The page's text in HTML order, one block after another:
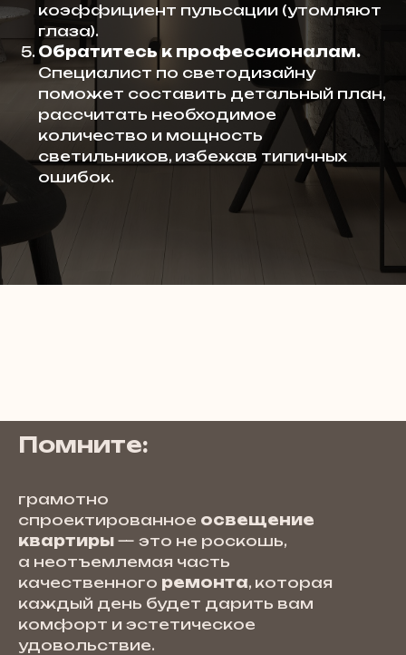
коэффициент пульсации (утомляют
глаза).
Обратитесь к профессионалам.
Специалист по светодизайну
поможет составить детальный план,
рассчитать необходимое
количество и мощность
светильников, избежав типичных
ошибок.
Помните:
грамотно
спроектированное освещение
квартиры — это не роскошь,
а неотъемлемая часть
качественного ремонта, которая
каждый день будет дарить вам
комфорт и эстетическое
удовольствие.